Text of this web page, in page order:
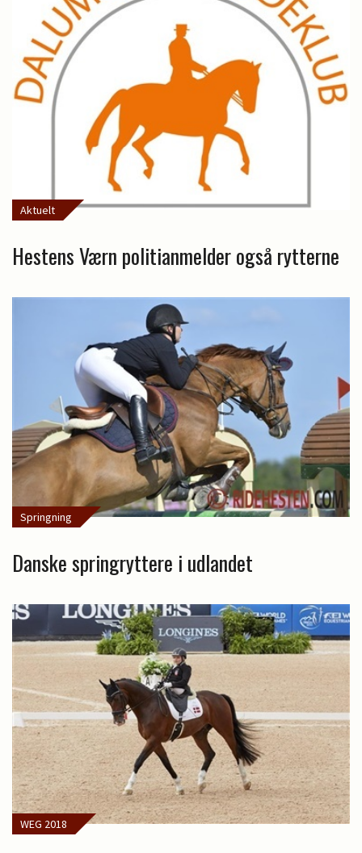
Aktuelt
Hestens Værn politianmelder også rytterne
Springning
Danske springryttere i udlandet
WEG 2018